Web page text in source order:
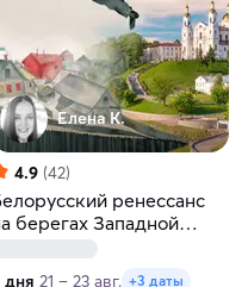
Елена К.
4.9 (42)
ренессанс
берегах Западной
дня 21 – 23 авг. +3 даты